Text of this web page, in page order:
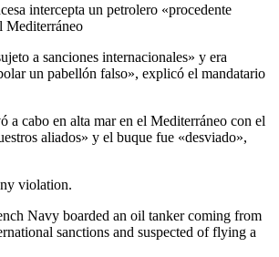
intercepta un petrolero «procedente
Mediterráneo
a sanciones internacionales» y era
un pabellón falso», explicó el mandatario
a cabo en alta mar en el Mediterráneo con el
aliados» y el buque fue «desviado»,
violation.
Navy boarded an oil tanker coming from
sanctions and suspected of flying a